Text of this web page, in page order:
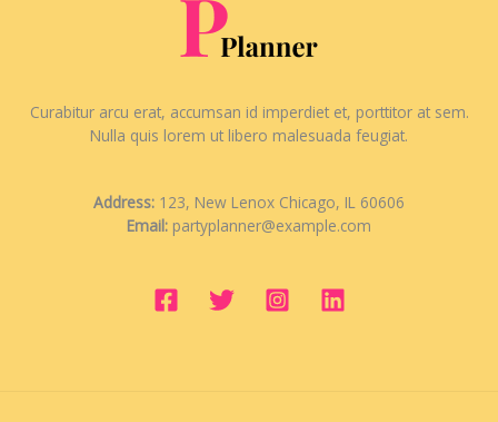
Curabitur arcu erat, accumsan id imperdiet et, porttitor at sem.
Nulla quis lorem ut libero malesuada feugiat.
Address: 123, New Lenox Chicago, IL 60606
Email: partyplanner@example.com